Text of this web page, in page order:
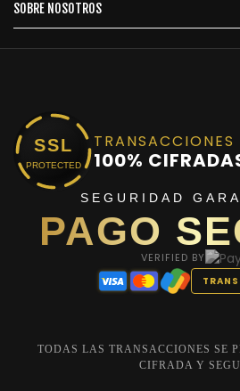
SOBRE NOSOTROS
SSL
PROTECTED
TRANSACCIONES
100%
SEGURIDAD
PAGO
VERIFIED BY
TODAS LAS TRANSACCIONES SE
CIFRADA Y